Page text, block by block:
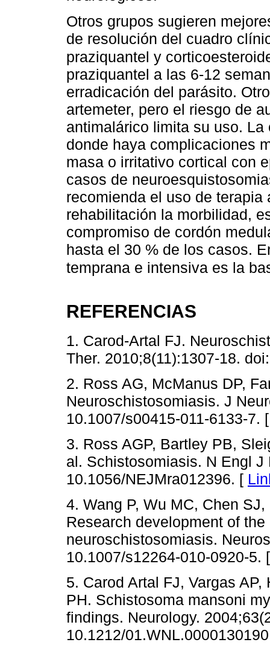
Otros grupos sugieren
de resolución del cuadro
praziquantel y
praziquantel a las 6-12
erradicación del parásito.
artemeter, pero el riesgo de
antimalárico limita su uso.
donde haya complicaciones
masa o irritativo cortical con
casos de
recomienda el uso de
rehabilitación la morbilidad,
compromiso de cordón
hasta el 30 % de los casos.
temprana e intensiva es la
REFERENCIAS
1. Carod-Artal FJ.
Ther. 2010;8(11):1307-18.
2. Ross AG, McManus DP,
Neuroschistosomiasis. J
10.1007/s00415-011-6133-7.
3. Ross AGP, Bartley PB,
al. Schistosomiasis. N Engl
10.1056/NEJMra012396. [
4. Wang P, Wu MC, Chen
Research development of
neuroschistosomiasis.
10.1007/s12264-010-0920-5.
5. Carod Artal FJ, Vargas
PH. Schistosoma mansoni
findings. Neurology.
10.1212/